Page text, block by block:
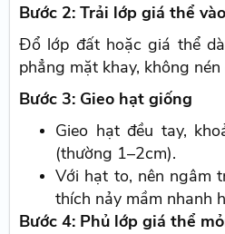
Bước 2: Trải lớp giá thể
Đổ lớp đất hoặc giá thể
phẳng mặt khay, không
Bước 3: Gieo hạt giống
Gieo hạt đều tay,
(thường 1–2cm).
Với hạt to, nên ngâm
thích nảy mầm nhanh
Bước 4: Phủ lớp giá thể